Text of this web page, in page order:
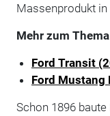
Massenprodukt
Mehr zum Thema
Ford Transit
Ford Mustang
Schon 1896